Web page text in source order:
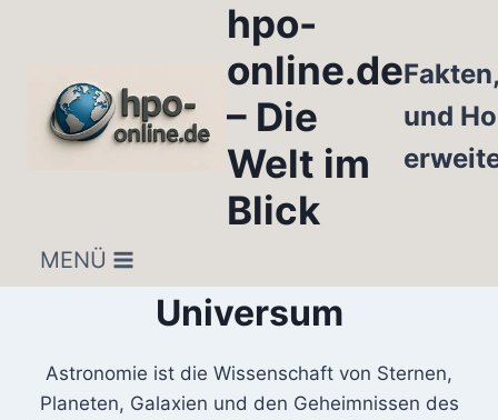
hpo-
online.de
– Die
Welt im
Blick
und
MENÜ
Universum
Astronomie ist die Wissenschaft von Sternen,
Planeten, Galaxien und den Geheimnissen des